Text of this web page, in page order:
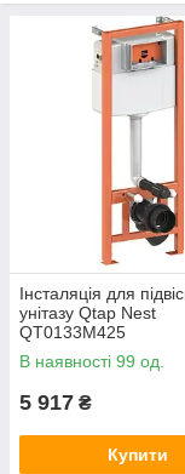
Інсталяція для
унітазу Qtap Nest
QT0133M425
В наявності 99 од.
5 917 ₴
Купити